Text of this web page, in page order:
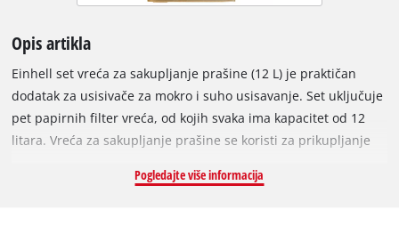
Opis artikla
Einhell set vreća za sakupljanje prašine (12 L) je praktičan
dodatak za usisivače za mokro i suho usisavanje. Set uključuje
pet papirnih filter vreća, od kojih svaka ima kapacitet od 12
litara. Vreća za sakupljanje prašine se koristi za prikupljanje
čistim duže, pa se time i usisna snaga održava duže. Vreće za
Pogledajte više informacija